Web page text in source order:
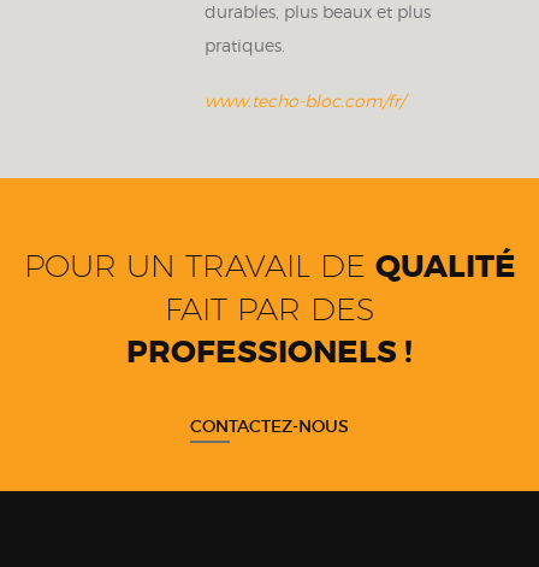
durables, plus beaux et plus
pratiques.
www.techo-bloc.com/fr/
POUR UN TRAVAIL DE QUALITÉ
FAIT PAR DES
PROFESSIONELS !
CONTACTEZ-NOUS